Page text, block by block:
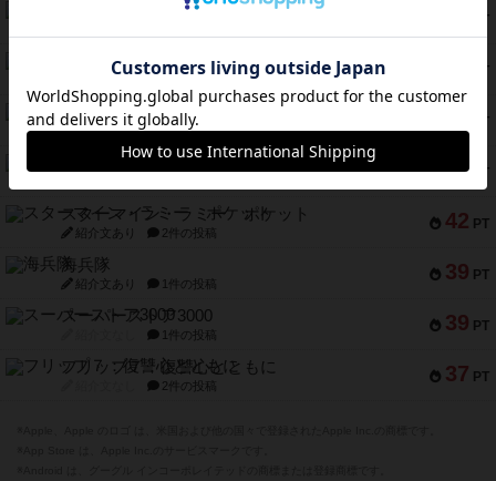
PT
セミファイナル ～お前はまだ生きている～
PT
ふたつの街の物語
PT
クランク! ：冒険者たち（拡張）
紹介文あり 4件の投稿
42 PT
とうほうの！
42 PT
スターマイン・ラミー ポケット
紹介文あり 2件の投稿
39 PT
海兵隊
紹介文あり 1件の投稿
39 PT
スーパーストア3000
1件の投稿
37 PT
フリップ７：復讐心とともに
2件の投稿